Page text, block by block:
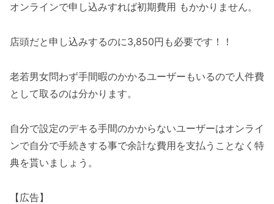
オンラインで申し込みすれば初期費用 もかかりません。
店頭だと申し込みするのに3,850円も必要です！！
老若男女問わず手間暇のかかるユーザーもいるので人件費
として取るのは分かります。
自分で設定のデキる手間のかからないユーザーはオンライ
ンで自分で手続きする事で余計な費用を支払うことなく特
典を貰いましょう。
【広告】